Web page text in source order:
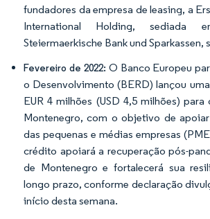
fundadores da empresa de leasing, a
International Holding,
Steiermaerkische Bank und Sparkassen,
Fevereiro de 2022: O Banco Europeu
o Desenvolvimento (BERD) lançou
EUR 4 milhões (USD 4,5 milhões)
Montenegro, com o objetivo de
das pequenas e médias empresas
crédito apoiará a recuperação pós-
de Montenegro e fortalecerá sua
longo prazo, conforme declaração
início desta semana.